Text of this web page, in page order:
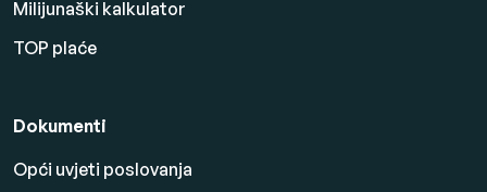
Milijunaški kalkulator
TOP plaće
Dokumenti
Opći uvjeti poslovanja